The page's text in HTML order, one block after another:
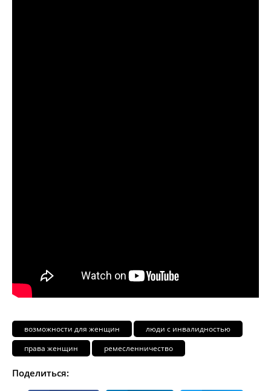
возможности для женщин
люди с инвалидностью
права женщин
ремесленничество
Поделиться: